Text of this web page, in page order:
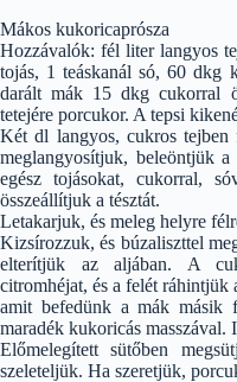
Mákos kukoricaprósza
Hozzávalók: fél liter langyos
tojás, 1 teáskanál só, 60 dkg
darált mák 15 dkg cukorral
tetejére porcukor. A tepsi
Két dl langyos, cukros
meglangyosítjuk, beleöntjük
egész tojásokat, cukorral,
összeállítjuk a tésztát.
Letakarjuk, és meleg helyre
Kizsírozzuk, és búzaliszttel
elterítjük az aljában. A
citromhéjat, és a felét ráhintjük
amit befedünk a mák másik
maradék kukoricás masszával.
Előmelegített sütőben
szeleteljük. Ha szeretjük,